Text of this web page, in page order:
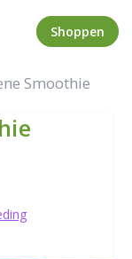
Shoppen
Smoothie